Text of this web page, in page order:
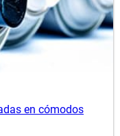
en cómodos